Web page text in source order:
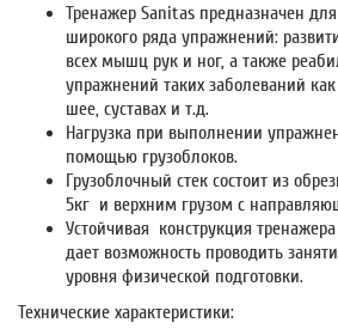
Тренажер Sanitas предназначен
широкого ряда упражнений:
всех мышц рук и ног, а также
упражнений таких заболеваний
шее, суставах и т.д.
Нагрузка при выполнении
помощью грузоблоков.
Грузоблочный стек состоит из
5кг и верхним грузом с
Устойчивая конструкция
дает возможность проводить
уровня физической подготовки.
Технические характеристики: